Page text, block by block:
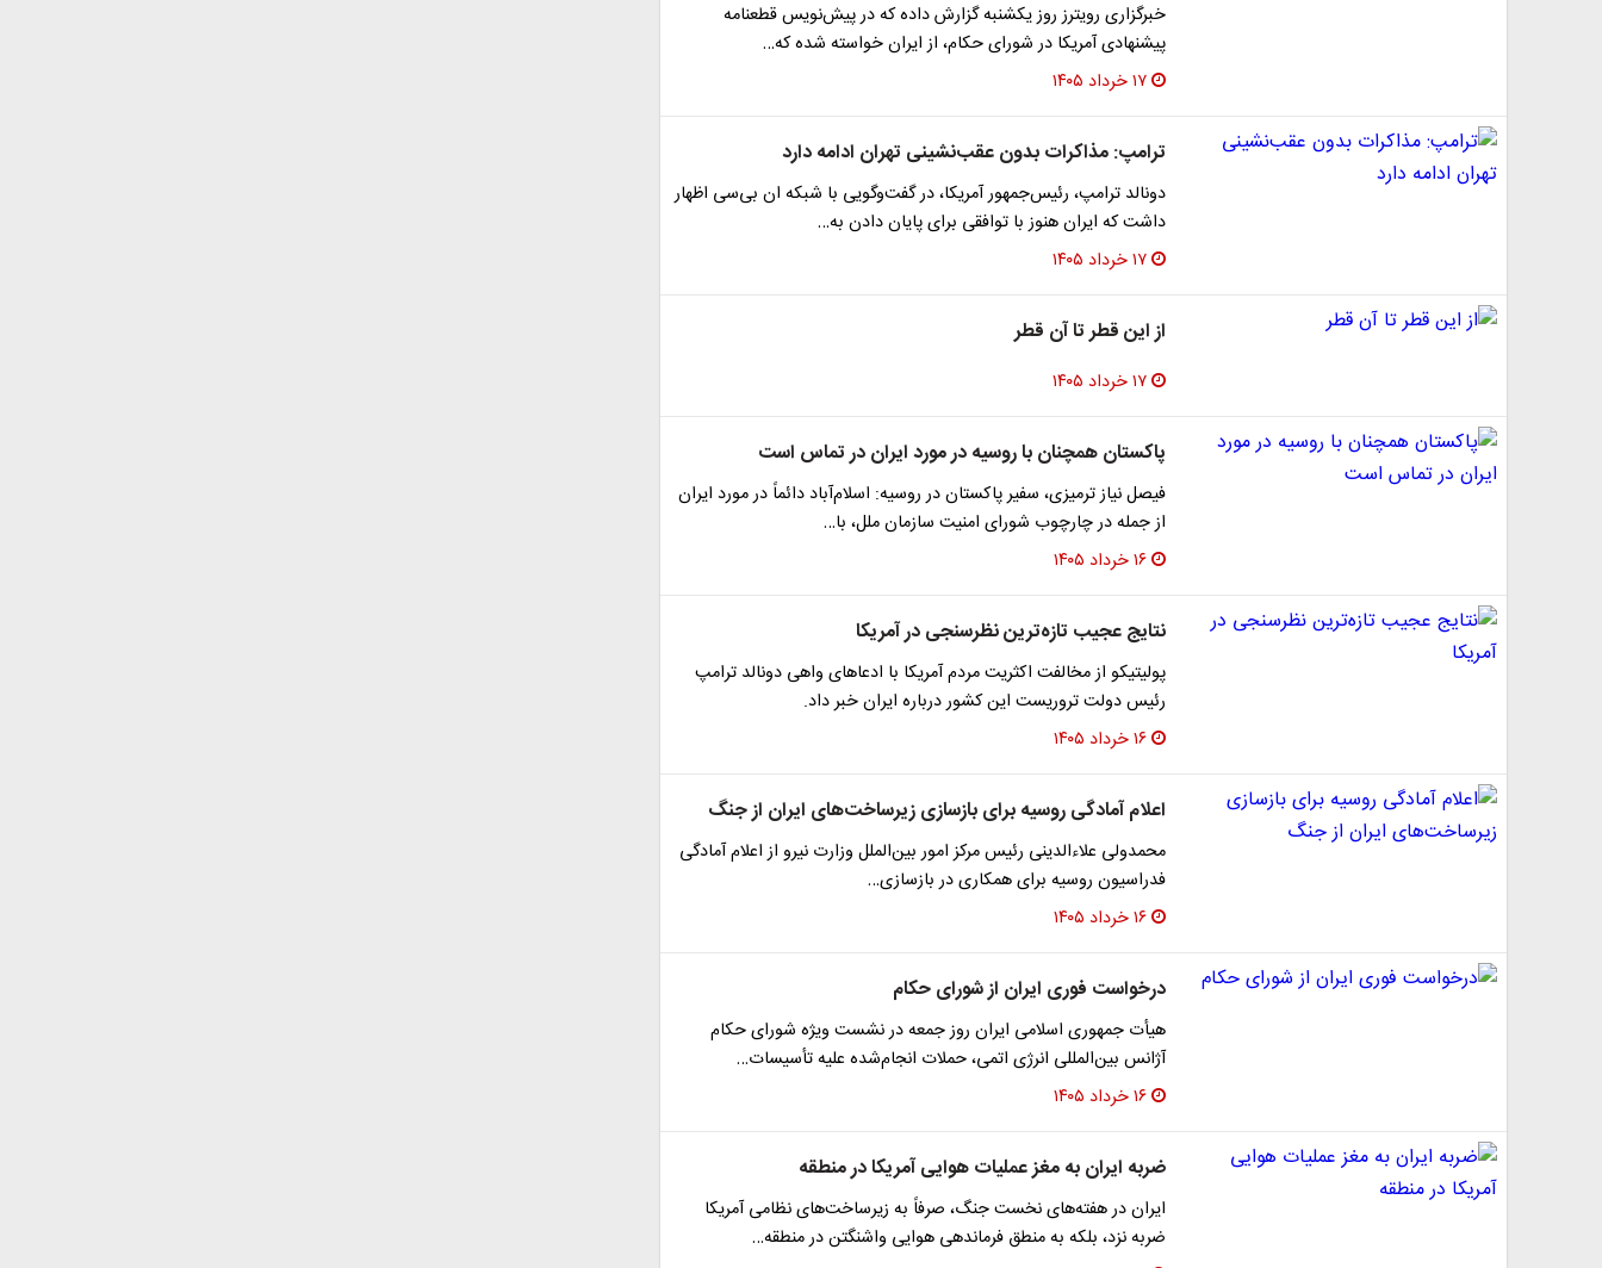
خبرگزاری رویترز روز یکشنبه گزارش داده که در پیش‌نویس قطعنامه
پیشنهادی آمریکا در شورای حکام، از ایران خواسته شده که…
۱۷ خرداد ۱۴۰۵
ترامپ: مذاکرات بدون عقب‌نشینی تهران ادامه دارد
دونالد ترامپ، رئیس‌جمهور آمریکا، در گفت‌وگویی با شبکه ان بی‌سی اظهار
داشت که ایران هنوز با توافقی برای پایان دادن به…
۱۷ خرداد ۱۴۰۵
از این قطر تا آن قطر
۱۷ خرداد ۱۴۰۵
پاکستان همچنان با روسیه در مورد ایران در تماس است
فیصل نیاز ترمیزی، سفیر پاکستان در روسیه: اسلام‌آباد دائماً در مورد ایران
از جمله در چارچوب شورای امنیت سازمان ملل، با…
۱۶ خرداد ۱۴۰۵
نتایج عجیب تازه‌ترین نظرسنجی در آمریکا
پولیتیکو از مخالفت اکثریت مردم آمریکا با ادعاهای واهی دونالد ترامپ
رئیس دولت تروریست این کشور درباره ایران خبر داد.​
۱۶ خرداد ۱۴۰۵
اعلام آمادگی روسیه برای بازسازی زیرساخت‌های ایران از جنگ
محمدولی علاء‌الدینی رئیس مرکز امور بین‌الملل وزارت نیرو از اعلام آمادگی
فدراسیون روسیه برای همکاری در بازسازی…
۱۶ خرداد ۱۴۰۵
درخواست فوری ایران از شورای حکام
هیأت جمهوری اسلامی ایران روز جمعه در نشست ویژه شورای حکام
آژانس بین‌المللی انرژی اتمی، حملات انجام‌شده علیه تأسیسات…
۱۶ خرداد ۱۴۰۵
ضربه ایران به مغز عملیات هوایی آمریکا در منطقه
ایران در هفته‌های نخست جنگ، صرفاً به زیرساخت‌های نظامی آمریکا
ضربه نزد، بلکه به منطق فرماندهی هوایی واشنگتن در منطقه…